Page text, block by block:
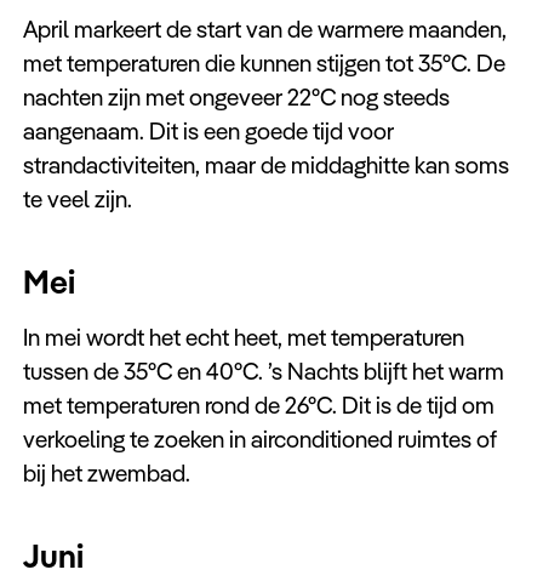
April markeert de start van de warmere maanden,
met temperaturen die kunnen stijgen tot 35°C. De
nachten zijn met ongeveer 22°C nog steeds
aangenaam. Dit is een goede tijd voor
strandactiviteiten, maar de middaghitte kan soms
te veel zijn.
Mei
In mei wordt het echt heet, met temperaturen
tussen de 35°C en 40°C. ’s Nachts blijft het warm
met temperaturen rond de 26°C. Dit is de tijd om
verkoeling te zoeken in airconditioned ruimtes of
bij het zwembad.
Juni